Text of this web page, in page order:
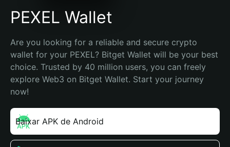
PEXEL Wallet
Are you looking for a reliable and secure crypto
wallet for your PEXEL? Bitget Wallet will be your best
choice. Trusted by 40 million users, you can freely
explore Web3 on Bitget Wallet. Start your journey
now!
Baixar APK de Android